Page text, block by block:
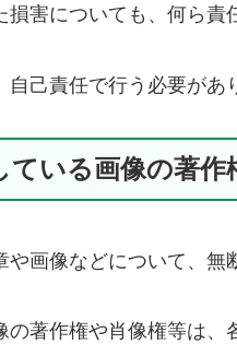
害についても、何ら責
己責任で行う必要があ
いる画像の著作
画像などについて、無
の著作権や肖像権等は